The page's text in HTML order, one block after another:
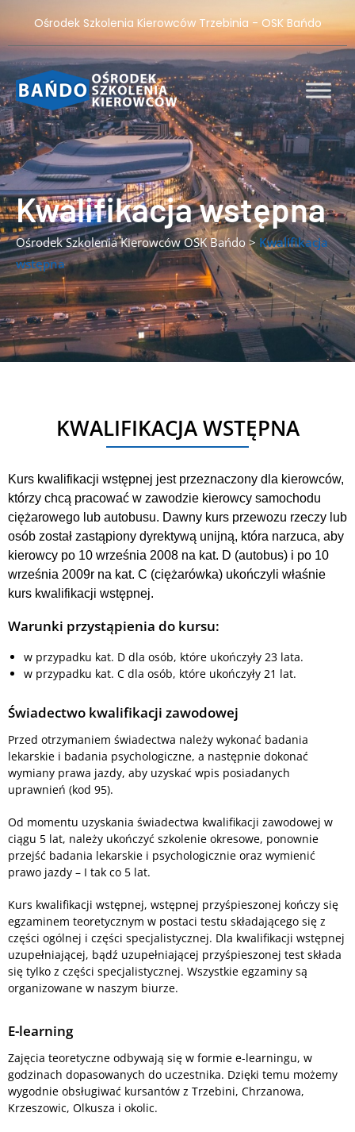
Ośrodek Szkolenia Kierowców Trzebinia - OSK Bańdo
Kwalifikacja wstępna
Ośrodek Szkolenia Kierowców OSK Bańdo> Kwalifikacja
wstępna
KWALIFIKACJA WSTĘPNA
Kurs kwalifikacji wstępnej jest przeznaczony dla kierowców,
którzy chcą pracować w zawodzie kierowcy samochodu
ciężarowego lub autobusu. Dawny kurs przewozu rzeczy lub
osób został zastąpiony dyrektywą unijną, która narzuca, aby
kierowcy po 10 września 2008 na kat. D (autobus) i po 10
września 2009r na kat. C (ciężarówka) ukończyli właśnie
kurs kwalifikacji wstępnej.
Warunki przystąpienia do kursu:
w przypadku kat. D dla osób, które ukończyły 23 lata.
w przypadku kat. C dla osób, które ukończyły 21 lat.
Świadectwo kwalifikacji zawodowej
Przed otrzymaniem świadectwa należy wykonać badania
lekarskie i badania psychologiczne, a następnie dokonać
wymiany prawa jazdy, aby uzyskać wpis posiadanych
uprawnień (kod 95).
Od momentu uzyskania świadectwa kwalifikacji zawodowej w
ciągu 5 lat, należy ukończyć szkolenie okresowe, ponownie
przejść badania lekarskie i psychologicznie oraz wymienić
prawo jazdy – I tak co 5 lat.
Kurs kwalifikacji wstępnej, wstępnej przyśpieszonej kończy się
egzaminem teoretycznym w postaci testu składającego się z
części ogólnej i części specjalistycznej. Dla kwalifikacji wstępnej
uzupełniającej, bądź uzupełniającej przyśpieszonej test składa
się tylko z części specjalistycznej. Wszystkie egzaminy są
organizowane w naszym biurze.
E-learning
Zajęcia teoretyczne odbywają się w formie e-learningu, w
godzinach dopasowanych do uczestnika. Dzięki temu możemy
wygodnie obsługiwać kursantów z Trzebini, Chrzanowa,
Krzeszowic, Olkusza i okolic.